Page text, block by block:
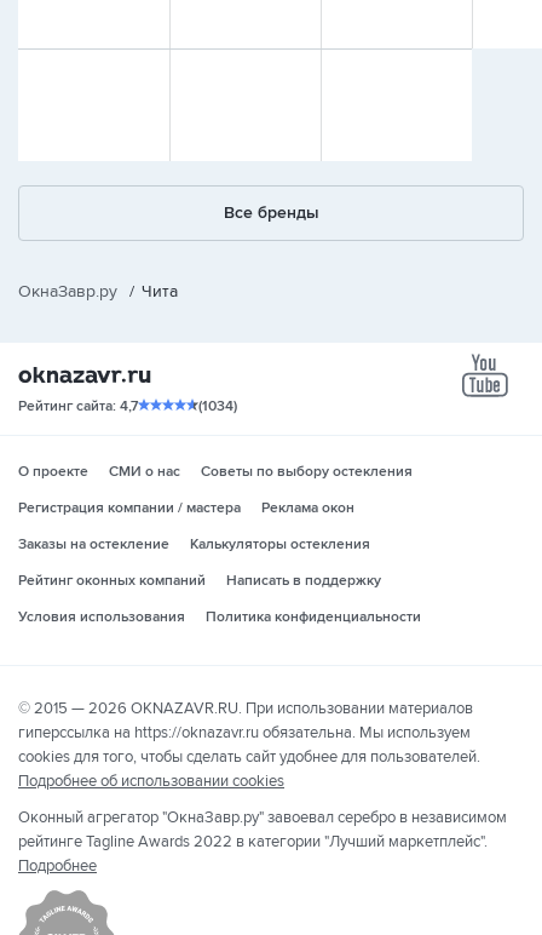
Все бренды
ОкнаЗавр.ру / Чита
Рейтинг сайта: 4,7 (1034)
О проекте СМИ о нас
Советы по выбору остекления
Регистрация компании / мастера
Реклама окон
Заказы на остекление
Калькуляторы остекления
Рейтинг оконных компаний
Написать в поддержку
Условия использования
Политика конфиденциальности
© 2015 — 2026 OKNAZAVR.RU. При использовании материалов
гиперссылка на https://oknazavr.ru обязательна. Мы используем
cookies для того, чтобы сделать сайт удобнее для пользователей.
Подробнее об использовании cookies
Оконный агрегатор "ОкнаЗавр.ру" завоевал серебро в независимом
рейтинге Tagline Awards 2022 в категории "Лучший маркетплейс".
Подробнее